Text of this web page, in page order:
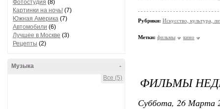
Фотостудия (8)
Картинки на ночь! (7)
Южная Америка (7)
Автомобили (6)
Лучшее в Москве (3)
Рецепты (2)
-
Музыка
Все (5)
Рубрики: Искусство, культура,
Метки: фильмы кино
ФИЛЬМЫ
Суббота, 26 Марта